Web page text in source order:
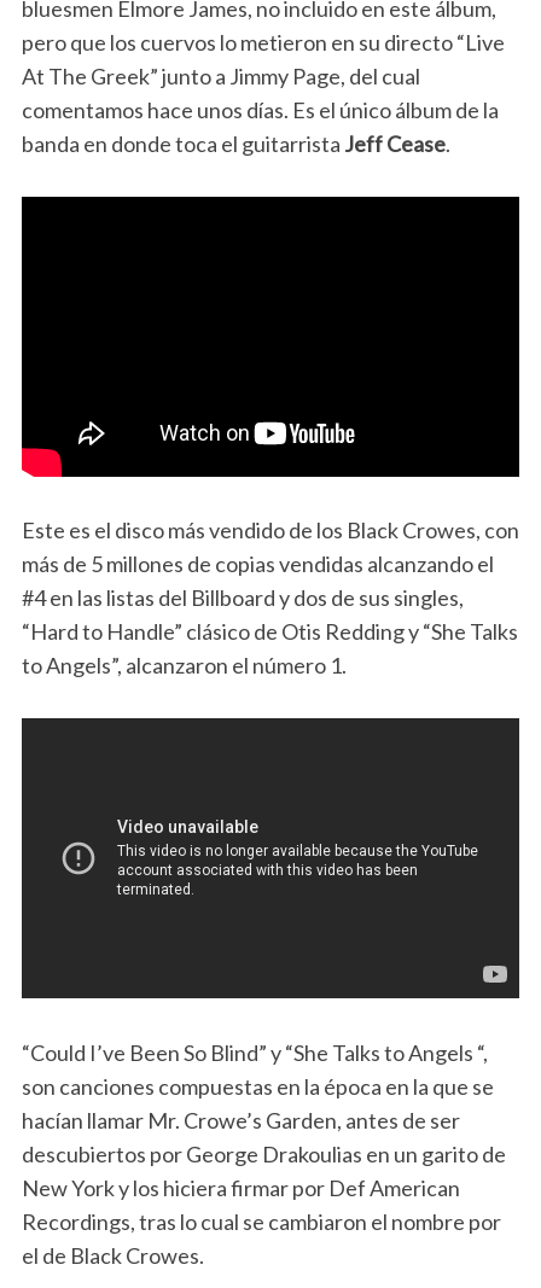
bluesmen Elmore James, no incluido en este álbum,
pero que los cuervos lo metieron en su directo “Live
At The Greek” junto a Jimmy Page, del cual
comentamos hace unos días. Es el único álbum de la
banda en donde toca el guitarrista Jeff Cease.
Este es el disco más vendido de los Black Crowes, con
más de 5 millones de copias vendidas alcanzando el
#4 en las listas del Billboard y dos de sus singles,
“Hard to Handle” clásico de Otis Redding y “She Talks
to Angels”, alcanzaron el número 1.
“Could I’ve Been So Blind” y “She Talks to Angels “,
son canciones compuestas en la época en la que se
hacían llamar Mr. Crowe’s Garden, antes de ser
descubiertos por George Drakoulias en un garito de
New York y los hiciera firmar por Def American
Recordings, tras lo cual se cambiaron el nombre por
el de Black Crowes.